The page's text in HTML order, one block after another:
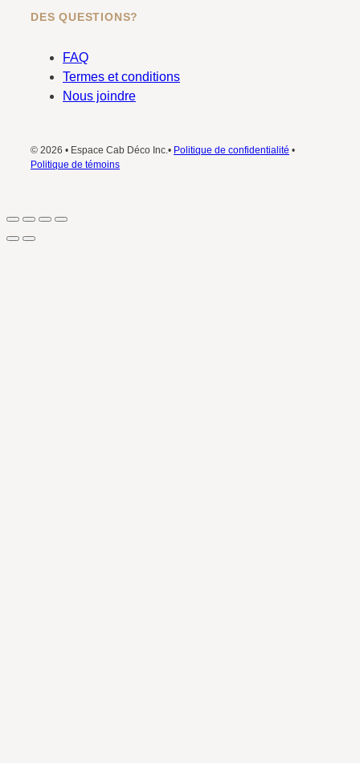
DES QUESTIONS?
FAQ
Termes et conditions
Nous joindre
© 2026 • Espace Cab Déco Inc.• Politique de confidentialité •
Politique de témoins